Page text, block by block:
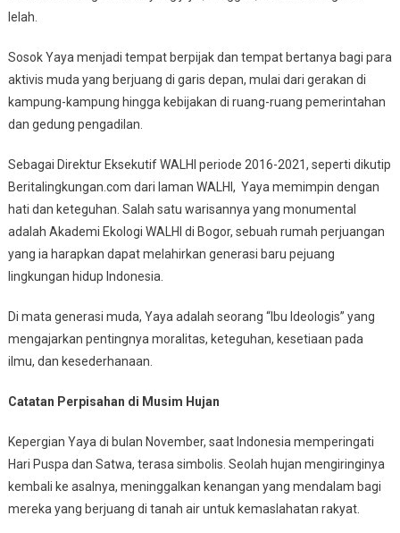
lelah.
Sosok Yaya menjadi tempat berpijak dan tempat bertanya bagi para
aktivis muda yang berjuang di garis depan, mulai dari gerakan di
kampung-kampung hingga kebijakan di ruang-ruang pemerintahan
dan gedung pengadilan.
Sebagai Direktur Eksekutif WALHI periode 2016-2021, seperti dikutip
Beritalingkungan.com dari laman WALHI, Yaya memimpin dengan
hati dan keteguhan. Salah satu warisannya yang monumental
adalah Akademi Ekologi WALHI di Bogor, sebuah rumah perjuangan
yang ia harapkan dapat melahirkan generasi baru pejuang
lingkungan hidup Indonesia.
Di mata generasi muda, Yaya adalah seorang “Ibu Ideologis” yang
mengajarkan pentingnya moralitas, keteguhan, kesetiaan pada
ilmu, dan kesederhanaan.
Catatan Perpisahan di Musim Hujan
Kepergian Yaya di bulan November, saat Indonesia memperingati
Hari Puspa dan Satwa, terasa simbolis. Seolah hujan mengiringinya
kembali ke asalnya, meninggalkan kenangan yang mendalam bagi
mereka yang berjuang di tanah air untuk kemaslahatan rakyat.